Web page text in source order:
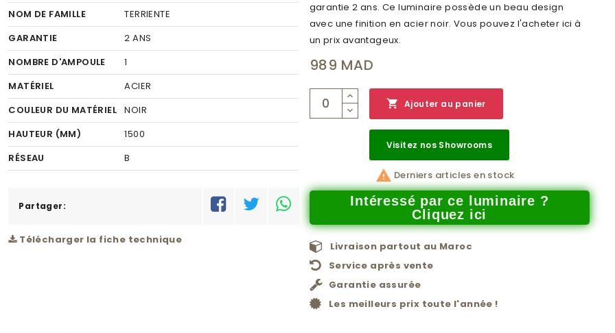
NOM DE FAMILLE
TERRIENTE
GARANTIE
2 ANS
NOMBRE D'AMPOULE
1
MATÉRIEL
ACIER
COULEUR DU MATÉRIEL NOIR
HAUTEUR (MM)
1500
RÉSEAU
B
Partager:
Télécharger la fiche technique
garantie 2 ans. Ce luminaire possède un beau design
avec une finition en acier noir. Vous pouvez l'acheter ici à
un prix avantageux.
989 MAD
 Ajouter au panier
Visitez nos Showrooms
 Derniers articles en stock
Intéressé par ce luminaire ?
Cliquez ici
Livraison partout au Maroc
Service après vente
Garantie assurée
Les meilleurs prix toute l'année !